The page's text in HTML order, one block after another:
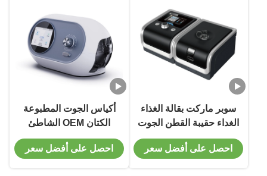
سوبر ماركت بقالة الغذاء
الغداء حقيبة القطن الجوت
للنساء صديقة للبيئة العضوية
احصل على أفضل سعر
أكياس الجوت المطبوعة
الكتان OEM الشاطئ
الكرتون التسوق القطن
الصغيرة التي يعاد استخدامها
احصل على أفضل سعر